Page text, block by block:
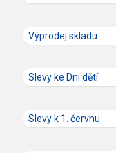
Výprodej skladu
Slevy ke Dni dětí
Slevy k 1. červnu